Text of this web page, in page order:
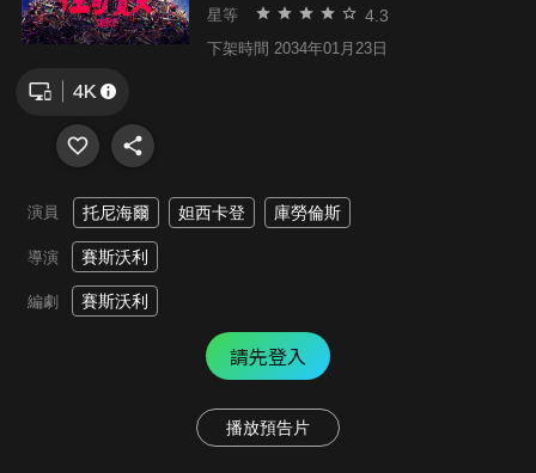
星等 4.3
下架時間 2034年01月23日
演員 托尼海爾 妲西卡登 庫勞倫斯
導演 賽斯沃利
編劇 賽斯沃利
請先登入
播放預告片